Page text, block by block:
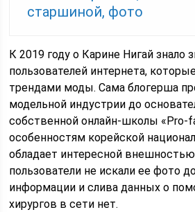
старшиной, фото
К 2019 году о Карине Нигай знало
пользователей интернета,
трендами моды. Сама блогерша
модельной индустрии до
собственной онлайн-школы «Pro-
особенностям корейской
обладает интересной
пользователи не искали ее фото
информации и слива данных о
хирургов в сети нет.